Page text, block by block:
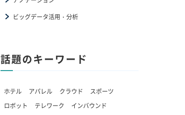
ビッグデータ活用・分析
話題のキーワード
ホテル アパレル クラウド
スポーツ
ロボット
テレワーク
インバウンド